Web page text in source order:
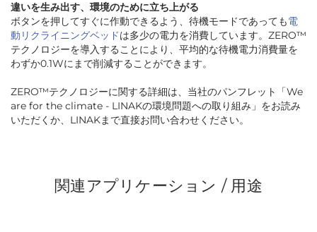
違いを生み出す、環境のために立ち上がる
ボタンを押してすぐに作動できるよう、待機モードであっても電
動リクライニングベッドは多少の電力を消費しています。ZERO™
テクノロジーを導入することにより、平均的な待機電力消費量を
わずか0.1Wにまで削減することができます。
ZERO™テクノロジーに関する詳細は、当社のパンフレット「We
are for the climate - LINAKの環境問題への取り組み」をお読み
いただくか、LINAKまで直接お問い合わせください。
関連アプリケーション / 用途